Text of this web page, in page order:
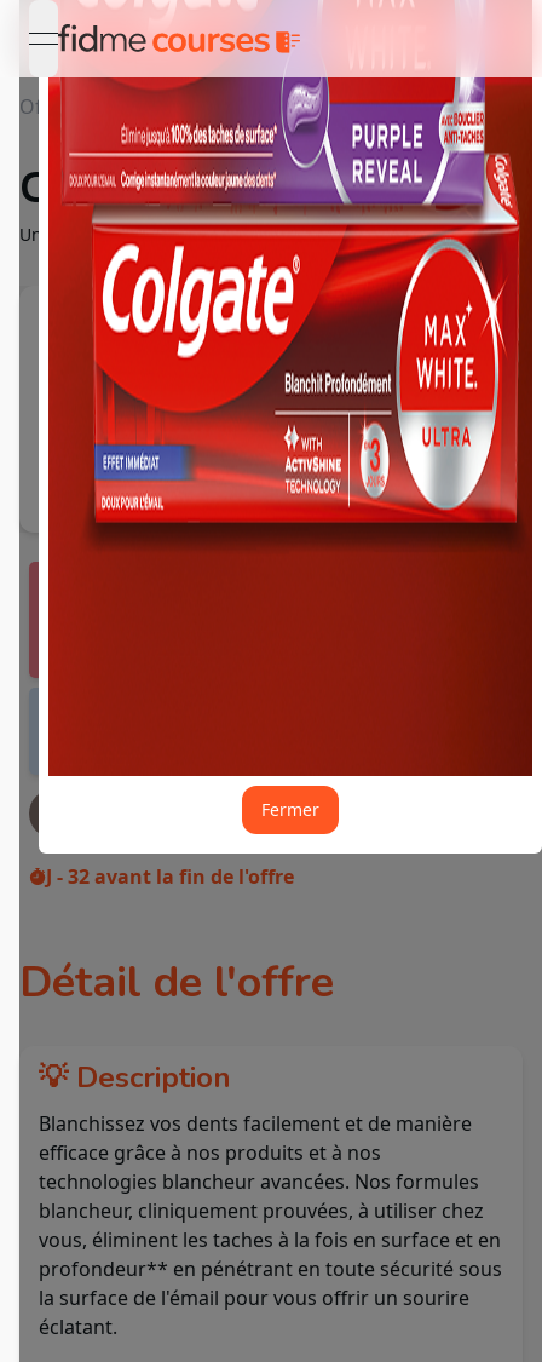
open navigation menu
Offres Détail Colgate Max White
Colgate Max White
Un éclat instantané* pour une confiance immédiate
Fermer
JE DEMANDE MON REMBOURSEMENT
J - 32avant la fin de l'offre
Détail de l'offre
💡 Description
Blanchissez vos dents facilement et de manière
efficace grâce à nos produits et à nos
technologies blancheur avancées. Nos formules
blancheur, cliniquement prouvées, à utiliser chez
vous, éliminent les taches à la fois en surface et en
profondeur** en pénétrant en toute sécurité sous
la surface de l'émail pour vous offrir un sourire
éclatant.